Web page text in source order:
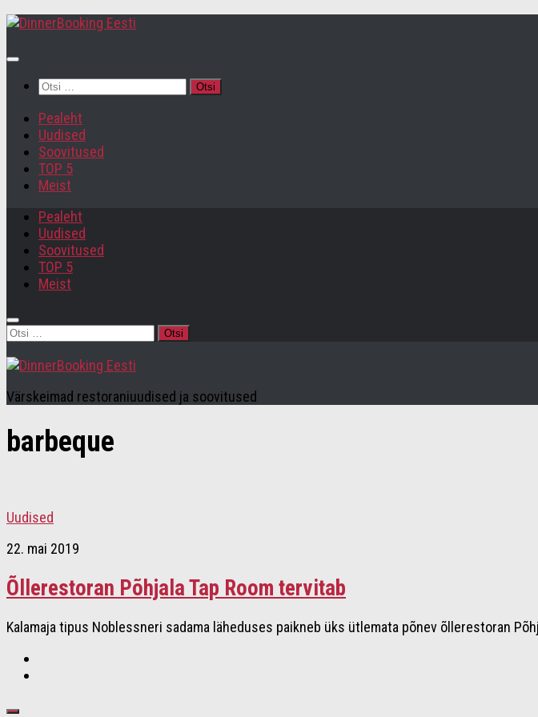
Otsi:
Pealeht
Uudised
Soovitused
TOP 5
Meist
Pealeht
Uudised
Soovitused
TOP 5
Meist
Otsi:
Värskeimad restoraniuudised ja soovitused
barbeque
Uudised
22. mai 2019
Õllerestoran Põhjala Tap Room tervitab
Kalamaja tipus Noblessneri sadama läheduses paikneb üks ütlemata põnev õllerestoran